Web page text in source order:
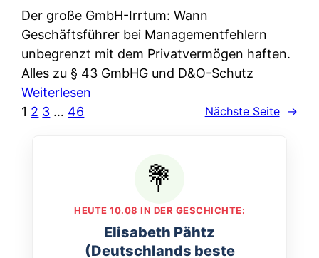
h
e
t
l
c
h
e
n
r
f
l
ä
u
Der große GmbH-Irrtum: Wann
Geschäftsführer bei Managementfehlern
unbegrenzt mit dem Privatvermögen haften.
Alles zu § 43 GmbHG und D&O-Schutz
Weiterlesen
M
t
1 2 3 … 46 Nächste Seite →
HEUTE 10.08 IN DER GESCHICHTE:
Elisabeth Pähtz
(Deutschlands beste